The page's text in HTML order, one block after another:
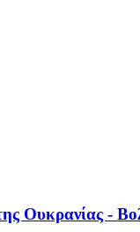
Ουκρανίας -